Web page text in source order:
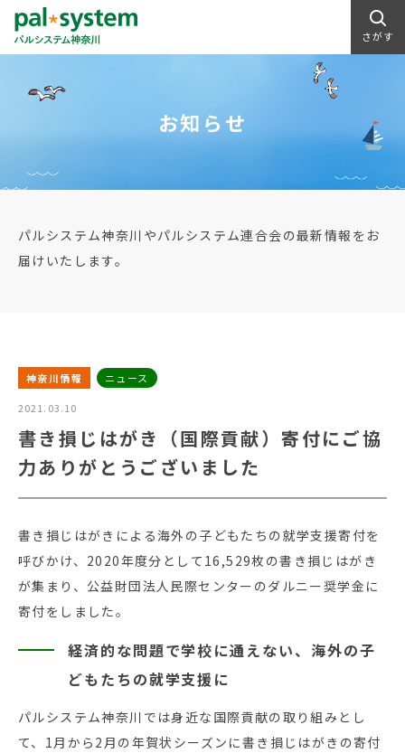
さがす
お知らせ
パルシステム神奈川やパルシステム連合会の最新情報をお
届けいたします。
神奈川情報 ニュース
2021.03.10
書き損じはがき（国際貢献）寄付にご協
力ありがとうございました
書き損じはがきによる海外の子どもたちの就学支援寄付を
呼びかけ、2020年度分として16,529枚の書き損じはがき
が集まり、公益財団法人民際センターのダルニー奨学金に
寄付をしました。
経済的な問題で学校に通えない、海外の子
どもたちの就学支援に
パルシステム神奈川では身近な国際貢献の取り組みとし
て、1月から2月の年賀状シーズンに書き損じはがきの寄付